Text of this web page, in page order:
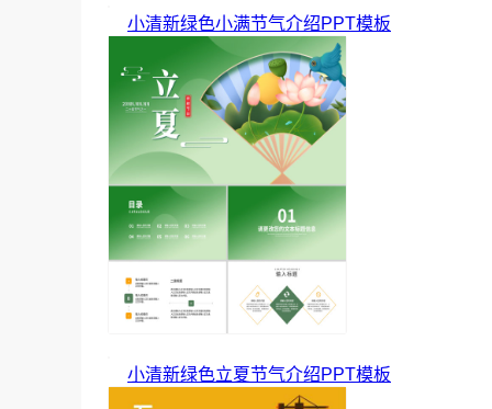
小清新绿色小满节气介绍PPT模板
小清新绿色立夏节气介绍PPT模板